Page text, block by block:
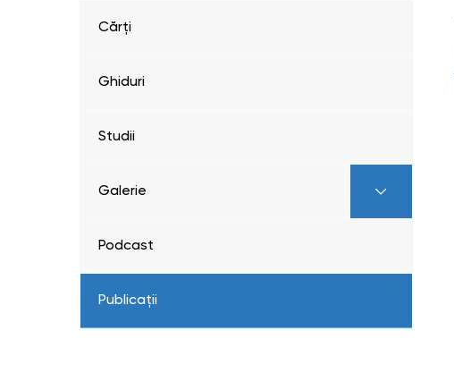
Cărți
Ghiduri
Studii
Galerie
Podcast
Publicații